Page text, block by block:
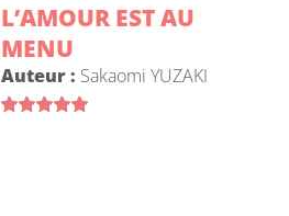
L’AMOUR EST AU
MENU
Auteur : Sakaomi YUZAKI